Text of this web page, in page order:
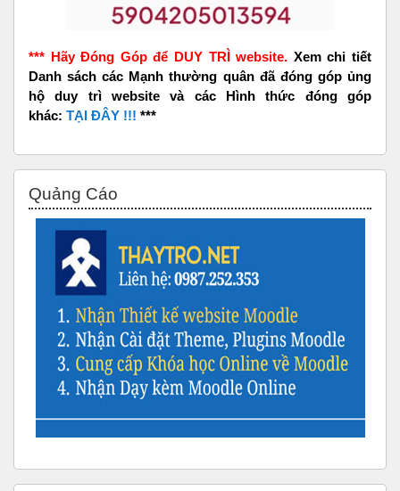
*** Hãy Đóng Góp để DUY TRÌ website. Xem chi tiết
Danh sách các Mạnh thường quân đã đóng góp ủng
hộ duy trì website và các Hình thức đóng góp
khác: TẠI ĐÂY !!! ***
Quảng Cáo